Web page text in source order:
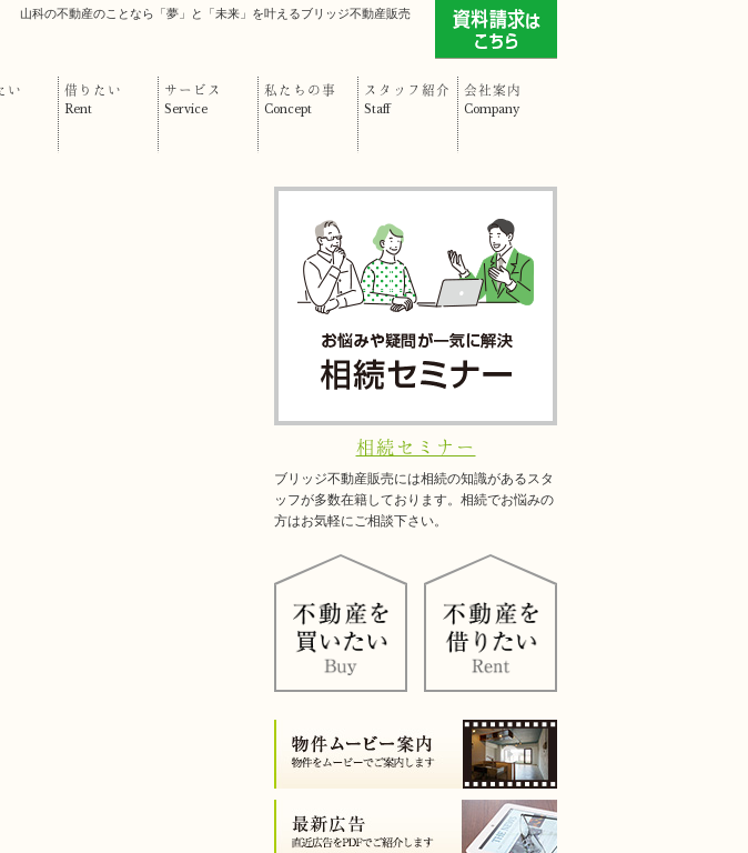
山科の不動産のことなら「夢」と「未来」を叶えるブリッジ不動産販売
い
借りたい
Rent
サービス
Service
私たちの事
Concept
スタッフ紹介
Staff
会社案内
Company
相続セミナー
ブリッジ不動産販売には相続の知識があるスタ
ッフが多数在籍しております。相続でお悩みの
方はお気軽にご相談下さい。